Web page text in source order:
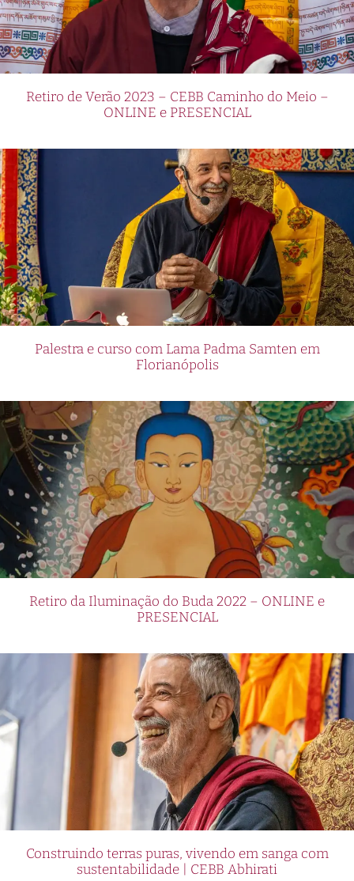
Retiro de Verão 2023 – CEBB Caminho do Meio –
ONLINE e PRESENCIAL
Palestra e curso com Lama Padma Samten em
Florianópolis
Retiro da Iluminação do Buda 2022 – ONLINE e
PRESENCIAL
Construindo terras puras, vivendo em sanga com
sustentabilidade | CEBB Abhirati